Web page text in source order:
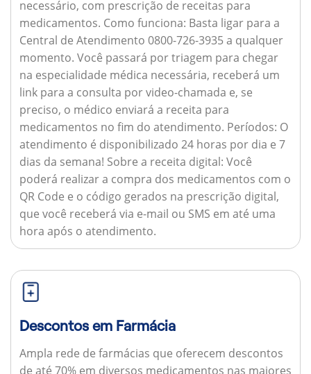
necessário, com prescrição de receitas para
medicamentos. Como funciona: Basta ligar para a
Central de Atendimento 0800-726-3935 a qualquer
momento. Você passará por triagem para chegar
na especialidade médica necessária, receberá um
link para a consulta por video-chamada e, se
preciso, o médico enviará a receita para
medicamentos no fim do atendimento. Períodos: O
atendimento é disponibilizado 24 horas por dia e 7
dias da semana! Sobre a receita digital: Você
poderá realizar a compra dos medicamentos com o
QR Code e o código gerados na prescrição digital,
que você receberá via e-mail ou SMS em até uma
hora após o atendimento.
Descontos em Farmácia
Ampla rede de farmácias que oferecem descontos
de até 70% em diversos medicamentos nas maiores